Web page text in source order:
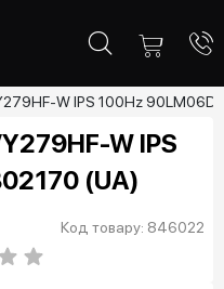
W IPS 100Hz
W IPS
(UA)
Код товару: 846022